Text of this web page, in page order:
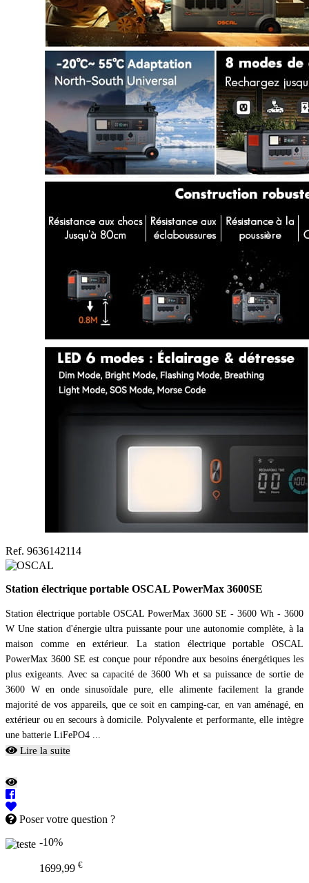
Ref. 9636142114
Station électrique portable OSCAL PowerMax 3600SE
Station électrique portable OSCAL PowerMax 3600 SE - 3600 Wh - 3600
W Une station d'énergie ultra puissante pour une autonomie complète, à la
maison comme en extérieur. La station électrique portable OSCAL
PowerMax 3600 SE est conçue pour répondre aux besoins énergétiques les
plus exigeants. Avec sa capacité de 3600 Wh et sa puissance de sortie de
3600 W en onde sinusoïdale pure, elle alimente facilement la grande
majorité de vos appareils, que ce soit en camping-car, en van aménagé, en
extérieur ou en secours à domicile. Polyvalente et performante, elle intègre
une batterie LiFePO4 ...
Lire la suite
Poser votre question ?
-10%
1699,99 €